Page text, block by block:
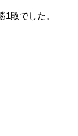
敗でした。